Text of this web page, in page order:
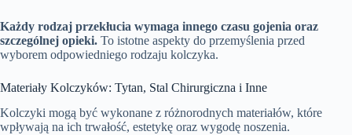
Każdy rodzaj przekłucia wymaga innego czasu gojenia oraz
szczególnej opieki. To istotne aspekty do przemyślenia przed
wyborem odpowiedniego rodzaju kolczyka.
Materiały Kolczyków: Tytan, Stal Chirurgiczna i Inne
Kolczyki mogą być wykonane z różnorodnych materiałów, które
wpływają na ich trwałość, estetykę oraz wygodę noszenia.